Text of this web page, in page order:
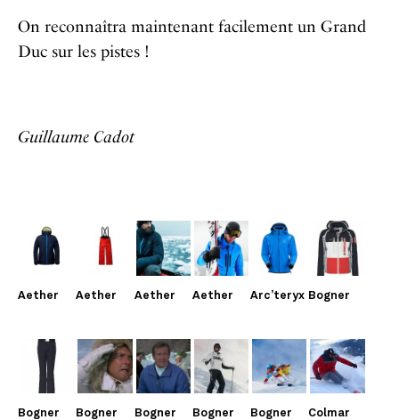
On reconnaîtra maintenant facilement un Grand
Duc sur les pistes !
Guillaume Cadot
Aether Aether Aether Aether Arc’teryx Bogner
Bogner Bogner Bogner Bogner Bogner Colmar